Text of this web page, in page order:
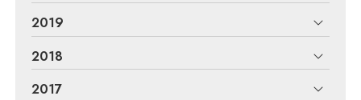
2019
2018
2017